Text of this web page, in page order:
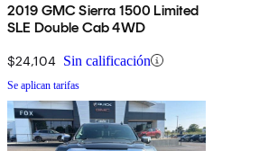
2019 GMC Sierra 1500 Limited
SLE Double Cab 4WD
$24,104 Sin calificación
Se aplican tarifas